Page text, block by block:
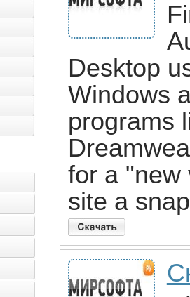
Desktop
Windows
programs
for a "new
site a